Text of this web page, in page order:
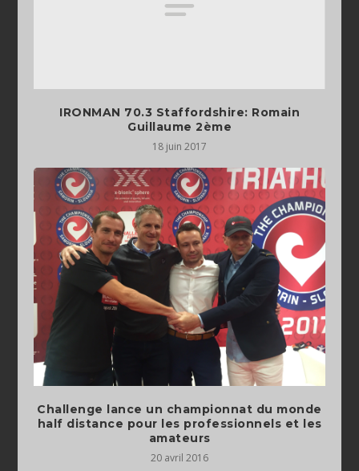
IRONMAN 70.3 Staffordshire: Romain
Guillaume 2ème
18 juin 2017
Challenge lance un championnat du monde
half distance pour les professionnels et les
amateurs
20 avril 2016